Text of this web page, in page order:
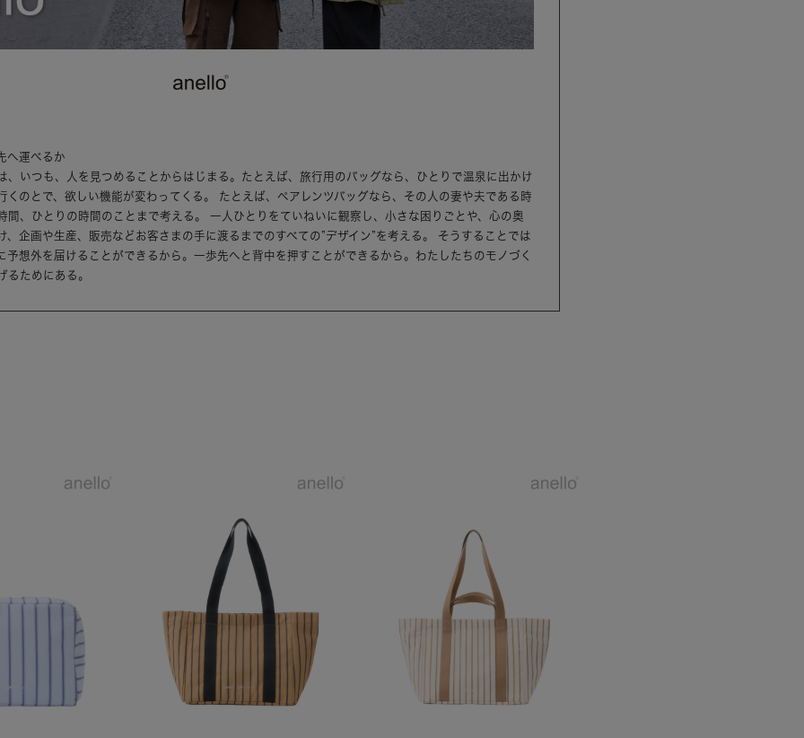
へ運べるか
、いつも、人を見つめることからはじまる。たとえば、旅行用のバッグなら、ひとりで温泉に出かけ
くのとで、欲しい機能が変わってくる。 たとえば、ペアレンツバッグなら、その人の妻や夫である時
間、ひとりの時間のことまで考える。 一人ひとりをていねいに観察し、小さな困りごとや、心の奥
、企画や生産、販売などお客さまの手に渡るまでのすべての”デザイン”を考える。 そうすることでは
予想外を届けることができるから。一歩先へと背中を押すことができるから。わたしたちのモノづく
るためにある。